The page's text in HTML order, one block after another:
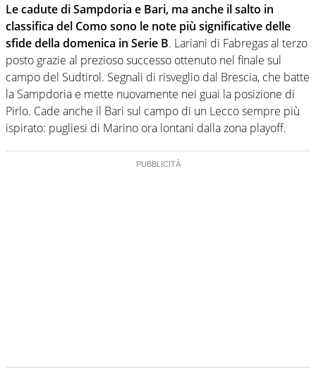
Le cadute di Sampdoria e Bari, ma anche il salto in
classifica del Como sono le note più significative delle
sfide della domenica in Serie B. Lariani di Fabregas al terzo
posto grazie al prezioso successo ottenuto nel finale sul
campo del Sudtirol. Segnali di risveglio dal Brescia, che batte
la Sampdoria e mette nuovamente nei guai la posizione di
Pirlo. Cade anche il Bari sul campo di un Lecco sempre più
ispirato: pugliesi di Marino ora lontani dalla zona playoff.